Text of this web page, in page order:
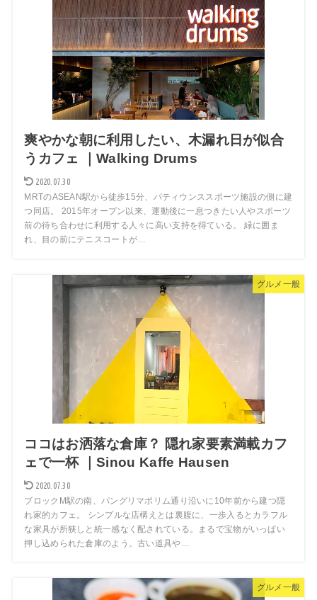
爽やかな朝に利用したい、木漏れ日が似合
うカフェ ｜Walking Drums
2020.07.30
MRTのASEAN駅から徒歩15分、パティウンススポーツ施設の側に建
つ同店。 2015年オープン以来、運動後に一息つきたい人やスポーツ
前の待ち合わせに利用する人々に高い支持を得ている。 緑に囲ま
れ、目の前にテニスコートが…
グルメ一般
ココはお洒落な倉庫？ 隠れ家要素満載カフ
ェで一杯 ｜Sinou Kaffe Hausen
2020.07.30
ブロックM駅の南、パングリマポリム通り沿いに10年前から建つ隠
れ家的カフェ。 シンプルな店構えとは裏腹に、一歩入るとカラフル
な家具が所狭しと統一感なく配されている。まるで宝物がいっぱい
押し込められた倉庫のよう。古い道具や…
グルメ一般